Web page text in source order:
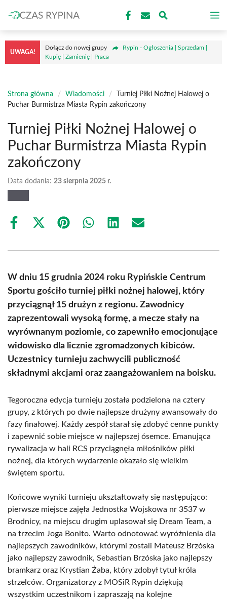
do
treści
UWAGA!
Dołącz do nowej grupy
Rypin - Ogłoszenia | Sprzedam |
Kupię | Zamienię | Praca
Strona główna / Wiadomości /
Turniej Piłki Nożnej Halowej o
Puchar Burmistrza Miasta Rypin zakończony
Turniej Piłki Nożnej Halowej o
Puchar Burmistrza Miasta Rypin
zakończony
Data dodania: 23 sierpnia 2025 r.
Share
Share
(Twitter)
Share Share Share Share
W dniu 15 grudnia 2024 roku Rypińskie Centrum
Sportu gościło turniej piłki nożnej halowej, który
przyciągnął 15 drużyn z regionu. Zawodnicy
zaprezentowali wysoką formę, a mecze stały na
wyrównanym poziomie, co zapewniło emocjonujące
widowisko dla licznie zgromadzonych kibiców.
Uczestnicy turnieju zachwycili publiczność
składnymi akcjami oraz zaangażowaniem na boisku.
Tegoroczna edycja turnieju została podzielona na cztery
grupy, z których po dwie najlepsze drużyny awansowały do
fazy finałowej. Każdy zespół starał się zdobyć cenne punkty
i zapewnić sobie miejsce w najlepszej ósemce. Emanująca
rywalizacja w hali RCS przyciągnęła miłośników piłki
nożnej, dla których wydarzenie okazało się wielkim
świętem sportu.
Końcowe wyniki turnieju ukształtowały się następująco:
pierwsze miejsce zajęła Jednostka Wojskowa nr 3537 w
Brodnicy, na miejscu drugim uplasował się Dream Team, a
na trzecim Joga Bonito. Warto odnotować wyróżnienia dla
najlepszych zawodników, którymi zostali Mateusz Brzóska
jako najlepszy zawodnik, Sebastian Brzóska jako najlepszy
bramkarz oraz Krystian Żaba, który zdobył tytuł króla
strzelców. Organizatorzy z MOSiR Rypin dziękują
wszystkim uczestnikom i zapraszają na kolejne